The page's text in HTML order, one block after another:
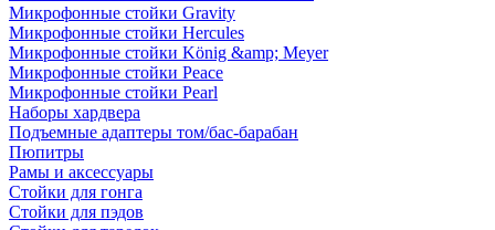
Микрофонные стойки Gravity
Микрофонные стойки Hercules
Микрофонные стойки König &amp; Meyer
Микрофонные стойки Peace
Микрофонные стойки Pearl
Наборы хардвера
Подъемные адаптеры том/бас-барабан
Пюпитры
Рамы и аксессуары
Стойки для гонга
Стойки для пэдов